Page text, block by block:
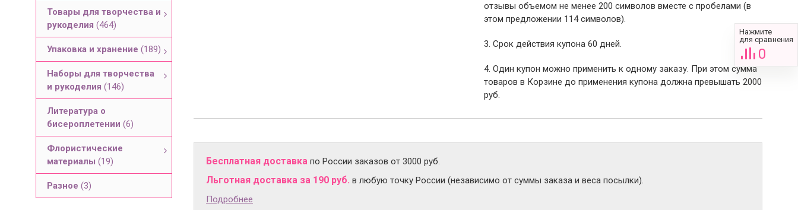
Товары для творчества и
рукоделия (464)
Упаковка и хранение (189)
Наборы для творчества
и рукоделия (146)
Литература о
бисероплетении (6)
Флористические
материалы (19)
Разное (3)
отзывы объемом не менее 200 символов вместе с пробелами (в
этом предложении 114 символов).
3. Срок действия купона 60 дней.
4. Один купон можно применить к одному заказу. При этом сумма
товаров в Корзине до применения купона должна превышать 2000
руб.
Бесплатная доставка по России заказов от 3000 руб.
Льготная доставка за 190 руб. в любую точку России (независимо от суммы заказа и веса посылки).
Подробнее
Нажмите
для сравнения
0